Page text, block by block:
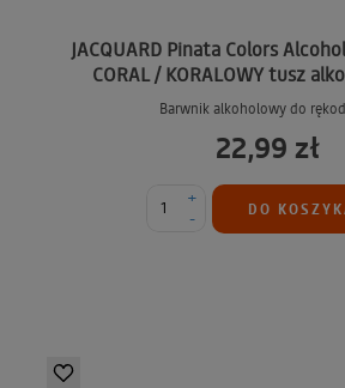
JACQUARD Pinata Colors
CORAL / KORALOWY tusz
Barwnik alkoholowy do
22,99 zł
-
+
DO